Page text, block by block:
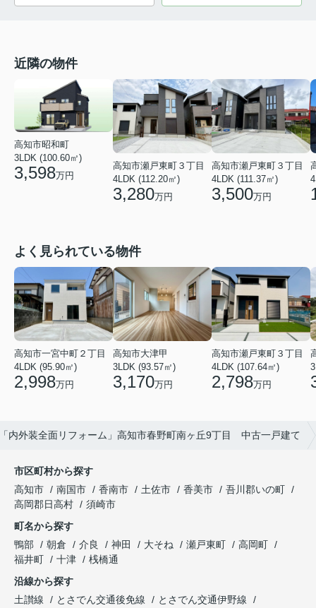
近隣の物件
高知市昭和町
3LDK (100.60㎡)
3,598万円
高知市瀬戸東町３丁目
4LDK (112.20㎡)
3,280万円
高知市瀬戸東町３丁目
4LDK (111.37㎡)
3,500万円
よく見られている物件
高知市一宮中町２丁目
4LDK (95.90㎡)
2,998万円
高知市大津甲
3LDK (93.57㎡)
3,170万円
高知市瀬戸東町３丁目
4LDK (107.64㎡)
2,798万円
内外装全面リフォーム」高知市春野町南ヶ丘9丁目 中古一戸建て
市区町村から探す
高知市
南国市 香南市 土佐市 香美市
吾川郡いの町
高岡郡日高村
須崎市
町名から探す
鴨部
朝倉 介良 神田 大そね 瀬戸東町
高岡町
福井町
十津
桟橋通
沿線から探す
土讃線
とさでん交通後免線
とさでん交通伊野線